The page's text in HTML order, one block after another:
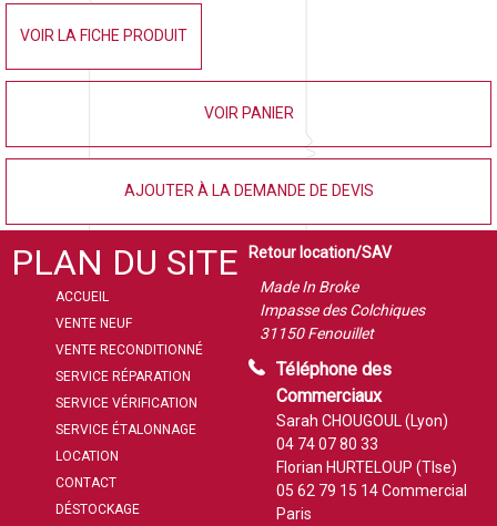
VOIR LA FICHE PRODUIT
VOIR PANIER
AJOUTER À LA DEMANDE DE DEVIS
PLAN DU SITE
ACCUEIL
VENTE NEUF
VENTE RECONDITIONNÉ
SERVICE RÉPARATION
SERVICE VÉRIFICATION
SERVICE ÉTALONNAGE
LOCATION
CONTACT
DÉSTOCKAGE
Retour location/SAV
Made In Broke
Impasse des Colchiques
31150 Fenouillet
Téléphone des
Commerciaux
Sarah CHOUGOUL (Lyon)
04 74 07 80 33
Florian HURTELOUP (Tlse)
05 62 79 15 14Commercial
Paris